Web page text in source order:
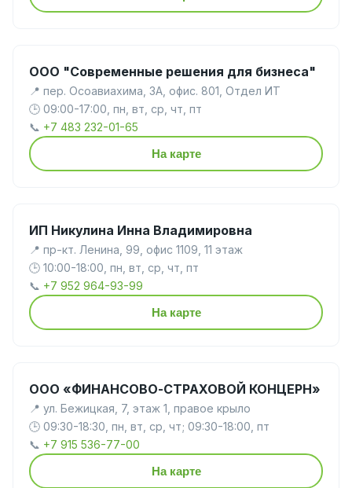
ООО "Современные решения для бизнеса"
📍 пер. Осоавиахима, 3А, офис. 801, Отдел ИТ
🕒 09:00-17:00, пн, вт, ср, чт, пт
📞 +7 483 232-01-65
На карте
ИП Никулина Инна Владимировна
📍 пр-кт. Ленина, 99, офис 1109, 11 этаж
🕒 10:00-18:00, пн, вт, ср, чт, пт
📞 +7 952 964-93-99
На карте
ООО «ФИНАНСОВО-СТРАХОВОЙ КОНЦЕРН»
📍 ул. Бежицкая, 7, этаж 1, правое крыло
🕒 09:30-18:30, пн, вт, ср, чт; 09:30-18:00, пт
📞 +7 915 536-77-00
На карте